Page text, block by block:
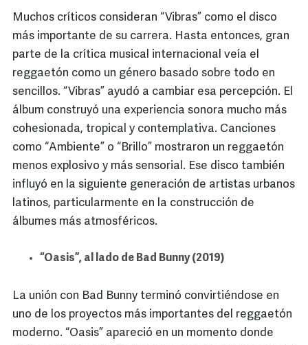
Muchos críticos consideran “Vibras” como el disco
más importante de su carrera. Hasta entonces, gran
parte de la crítica musical internacional veía el
reggaetón como un género basado sobre todo en
sencillos. “Vibras” ayudó a cambiar esa percepción. El
álbum construyó una experiencia sonora mucho más
cohesionada, tropical y contemplativa. Canciones
como “Ambiente” o “Brillo” mostraron un reggaetón
menos explosivo y más sensorial. Ese disco también
influyó en la siguiente generación de artistas urbanos
latinos, particularmente en la construcción de
álbumes más atmosféricos.
“Oasis”, al lado de Bad Bunny (2019)
La unión con Bad Bunny terminó convirtiéndose en
uno de los proyectos más importantes del reggaetón
moderno. “Oasis” apareció en un momento donde